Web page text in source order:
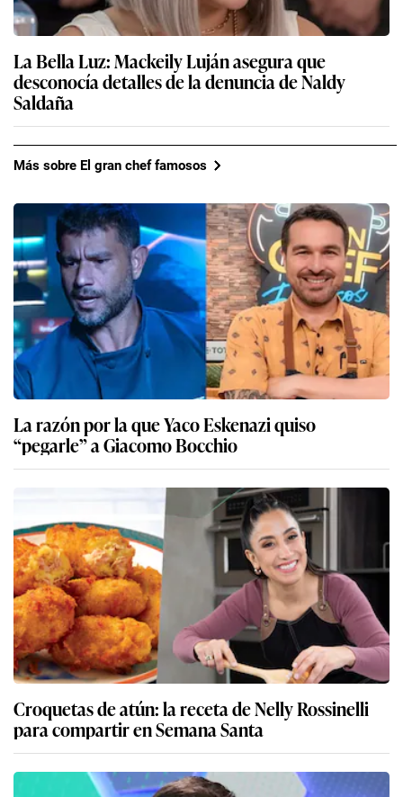
La Bella Luz: Mackeily Luján asegura que
desconocía detalles de la denuncia de Naldy
Saldaña
Más sobre El gran chef famosos
La razón por la que Yaco Eskenazi quiso
“pegarle” a Giacomo Bocchio
Croquetas de atún: la receta de Nelly Rossinelli
para compartir en Semana Santa